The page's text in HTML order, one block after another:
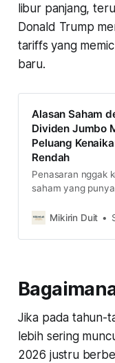
libur panjang,
Donald Trump
tariffs yang
baru.
Alasan Saham
Dividen Jumbo
Peluang
Rendah
Penasaran nggak
saham yang
persen per tahun)
tren turun dalam 5
Mikirin Duit
Jika pada tahun-
lebih sering
2026 justru